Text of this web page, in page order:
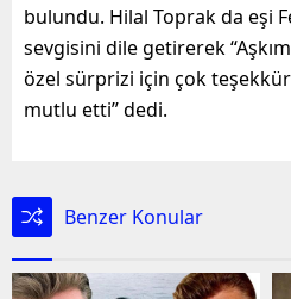
bulundu. Hilal Toprak da eşi
sevgisini dile getirerek
özel sürprizi için çok
mutlu etti” dedi.
Benzer Konular